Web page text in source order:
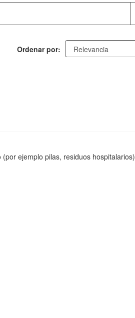
Ordenar por
ejemplo pilas, residuos hospitalarios)